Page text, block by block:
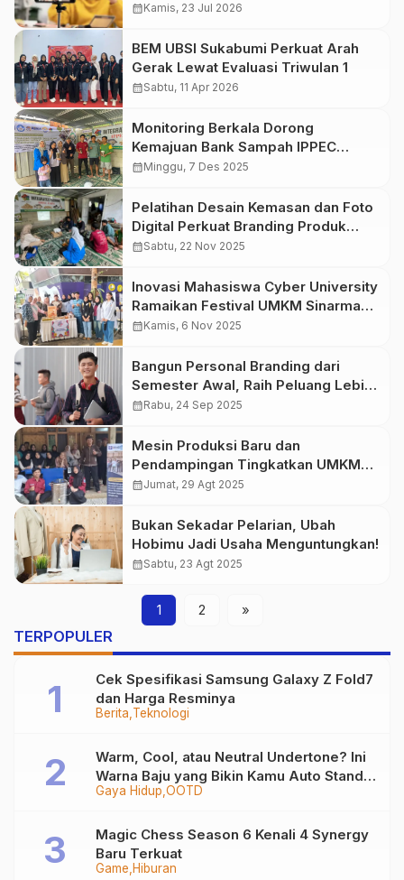
calendar_monthKamis, 23 Jul 2026
BEM UBSI Sukabumi Perkuat Arah
Gerak Lewat Evaluasi Triwulan 1
calendar_monthSabtu, 11 Apr 2026
Monitoring Berkala Dorong
Kemajuan Bank Sampah IPPEC
Sukabumi
calendar_monthMinggu, 7 Des 2025
Pelatihan Desain Kemasan dan Foto
Digital Perkuat Branding Produk
Maggot IPPEC
calendar_monthSabtu, 22 Nov 2025
Inovasi Mahasiswa Cyber University
Ramaikan Festival UMKM Sinarmas
Land 2025
calendar_monthKamis, 6 Nov 2025
Bangun Personal Branding dari
Semester Awal, Raih Peluang Lebih
Cepat
calendar_monthRabu, 24 Sep 2025
Mesin Produksi Baru dan
Pendampingan Tingkatkan UMKM
Lokal di Kasepuhan Sinar Resmi
calendar_monthJumat, 29 Agt 2025
Bukan Sekadar Pelarian, Ubah
Hobimu Jadi Usaha Menguntungkan!
calendar_monthSabtu, 23 Agt 2025
1 2 »
TERPOPULER
Berita Teknologi
Cek Spesifikasi Samsung Galaxy Z Fold7
dan Harga Resminya
Gaya Hidup OOTD
Warm, Cool, atau Neutral Undertone? Ini
Warna Baju yang Bikin Kamu Auto Stand
Out
Game Hiburan
Magic Chess Season 6 Kenali 4 Synergy
Baru Terkuat